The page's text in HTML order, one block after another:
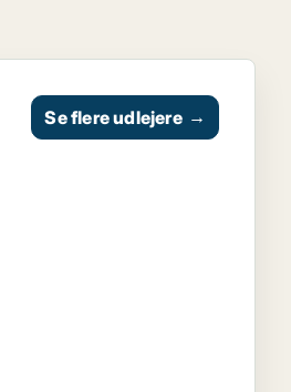
Se flere udlejere →